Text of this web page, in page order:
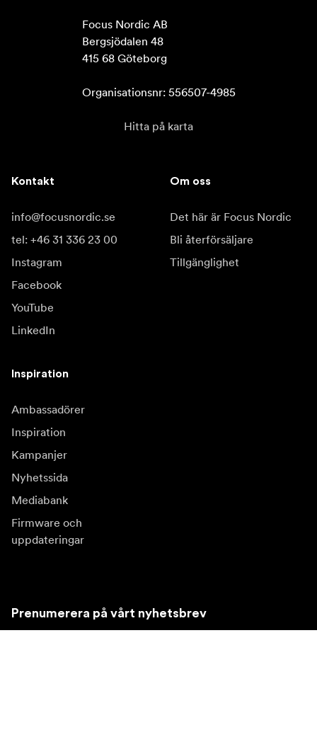
Focus Nordic AB
Bergsjödalen 48
415 68 Göteborg
Organisationsnr: 556507-4985
Hitta på karta
Kontakt
info@focusnordic.se
tel: +46 31 336 23 00
Instagram
Facebook
YouTube
LinkedIn
Om oss
Det här är Focus Nordic
Bli återförsäljare
Tillgänglighet
Inspiration
Ambassadörer
Inspiration
Kampanjer
Nyhetssida
Mediabank
Firmware och
uppdateringar
Prenumerera på vårt nyhetsbrev